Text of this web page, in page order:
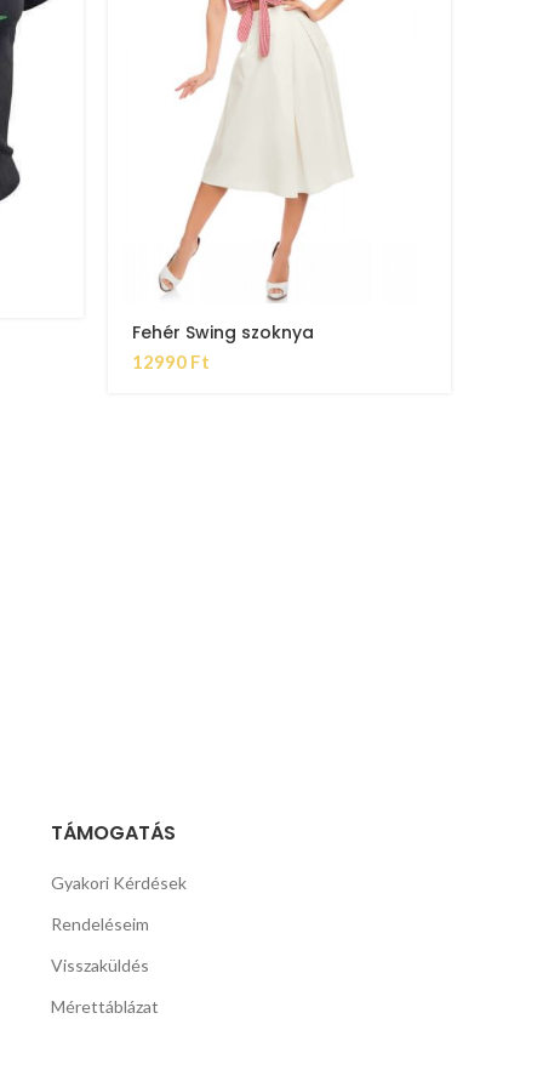
Fehér Swing szoknya
12990 Ft
TÁMOGATÁS
Gyakori Kérdések
Rendeléseim
Visszaküldés
Mérettáblázat